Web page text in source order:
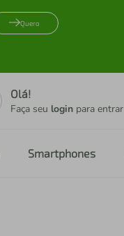
Quero
Olá!
Faça seu login para entrar
Smartphones